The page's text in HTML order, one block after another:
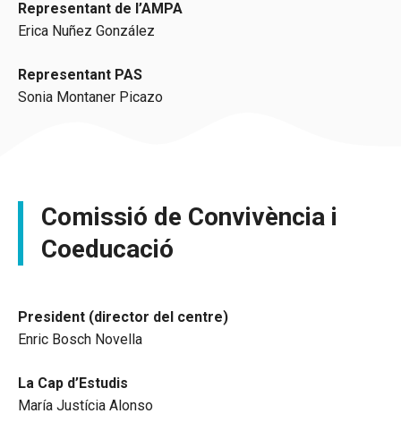
Representant de l’AMPA
Erica Nuñez González
Representant PAS
Sonia Montaner Picazo
Comissió de Convivència i
Coeducació
President (director del centre)
Enric Bosch Novella
La Cap d’Estudis
María Justícia Alonso